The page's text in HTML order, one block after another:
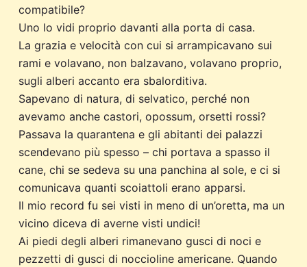
compatibile?
Uno lo vidi proprio davanti alla porta di casa.
La grazia e velocità con cui si arrampicavano sui
rami e volavano, non balzavano, volavano proprio,
sugli alberi accanto era sbalorditiva.
Sapevano di natura, di selvatico, perché non
avevamo anche castori, opossum, orsetti rossi?
Passava la quarantena e gli abitanti dei palazzi
scendevano più spesso – chi portava a spasso il
cane, chi se sedeva su una panchina al sole, e ci si
comunicava quanti scoiattoli erano apparsi.
Il mio record fu sei visti in meno di un’oretta, ma un
vicino diceva di averne visti undici!
Ai piedi degli alberi rimanevano gusci di noci e
pezzetti di gusci di noccioline americane. Quando